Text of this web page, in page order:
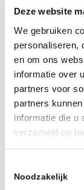
Deze website
We gebruiken
personaliseren,
en om ons
informatie over
partners voor
partners
informatie die u
verzameld op
Noodzakelijk
25 februari